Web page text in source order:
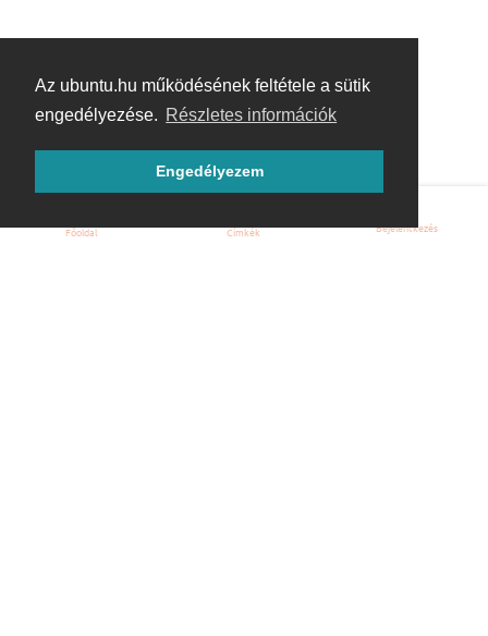
Az ubuntu.hu működésének feltétele a sütik
engedélyezése. Részletes információk
Engedélyezem
Főoldal Címkék Bejelentkezés